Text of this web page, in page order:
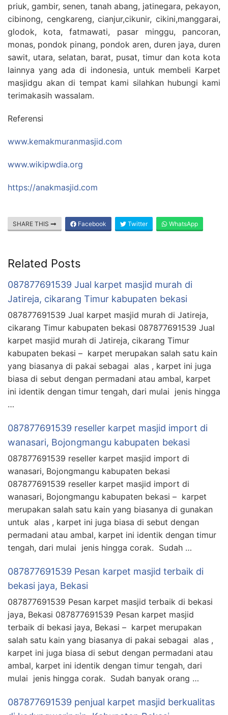
priuk, gambir, senen, tanah abang, jatinegara, pekayon,
cibinong, cengkareng, cianjur,cikunir, cikini,manggarai,
glodok, kota, fatmawati, pasar minggu, pancoran,
monas, pondok pinang, pondok aren, duren jaya, duren
sawit, utara, selatan, barat, pusat, timur dan kota kota
lainnya yang ada di indonesia, untuk membeli Karpet
masjidgu akan di tempat kami silahkan hubungi kami
terimakasih wassalam.
Referensi
www.kemakmuranmasjid.com
www.wikipwdia.org
https://anakmasjid.com
SHARE THIS Facebook Twitter WhatsApp
Related Posts
087877691539 Jual karpet masjid murah di
Jatireja, cikarang Timur kabupaten bekasi
087877691539 Jual karpet masjid murah di Jatireja,
cikarang Timur kabupaten bekasi 087877691539 Jual
karpet masjid murah di Jatireja, cikarang Timur
kabupaten bekasi – karpet merupakan salah satu kain
yang biasanya di pakai sebagai alas , karpet ini juga
biasa di sebut dengan permadani atau ambal, karpet
ini identik dengan timur tengah, dari mulai jenis hingga
…
087877691539 reseller karpet masjid import di
wanasari, Bojongmangu kabupaten bekasi
087877691539 reseller karpet masjid import di
wanasari, Bojongmangu kabupaten bekasi
087877691539 reseller karpet masjid import di
wanasari, Bojongmangu kabupaten bekasi – karpet
merupakan salah satu kain yang biasanya di gunakan
untuk alas , karpet ini juga biasa di sebut dengan
permadani atau ambal, karpet ini identik dengan timur
tengah, dari mulai jenis hingga corak. Sudah …
087877691539 Pesan karpet masjid terbaik di
bekasi jaya, Bekasi
087877691539 Pesan karpet masjid terbaik di bekasi
jaya, Bekasi 087877691539 Pesan karpet masjid
terbaik di bekasi jaya, Bekasi – karpet merupakan
salah satu kain yang biasanya di pakai sebagai alas ,
karpet ini juga biasa di sebut dengan permadani atau
ambal, karpet ini identik dengan timur tengah, dari
mulai jenis hingga corak. Sudah banyak orang …
087877691539 penjual karpet masjid berkualitas